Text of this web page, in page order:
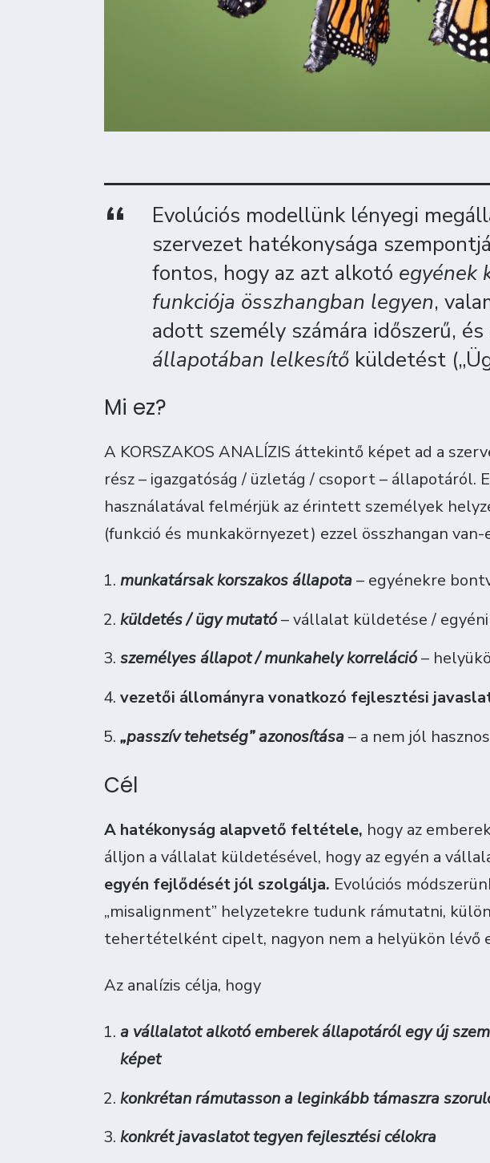
Evolúciós modellünk lényegi
szervezet hatékonysága
fontos, hogy az azt alkotó egyének
funkciója összhangban legyen,
adott személy számára időszerű, és
állapotában lelkesítő küldetést
Mi ez?
A KORSZAKOS ANALÍZIS áttekintő képet ad a
rész – igazgatóság / üzletág / csoport – állapotáról.
használatával felmérjük az érintett személyek
(funkció és munkakörnyezet) ezzel összhangan van-
munkatársak korszakos állapota– egyénekre
küldetés / ügy mutató– vállalat küldetése / egyéni
személyes állapot / munkahely korreláció–
vezetői állományra vonatkozó fejlesztési
„passzív tehetség” azonosítása– a nem jól
Cél
A hatékonyság alapvető feltétele, hogy az
álljon a vállalat küldetésével, hogy az egyén a
egyén fejlődését jól szolgálja. Evolúciós
„misalignment” helyzetekre tudunk rámutatni,
tehertételként cipelt, nagyon nem a helyükön lévő
Az analízis célja, hogy
a vállalatot alkotó emberek állapotáról egy új
képet
konkrétan rámutasson a leginkább támaszra
konkrét javaslatot tegyen fejlesztési célokra